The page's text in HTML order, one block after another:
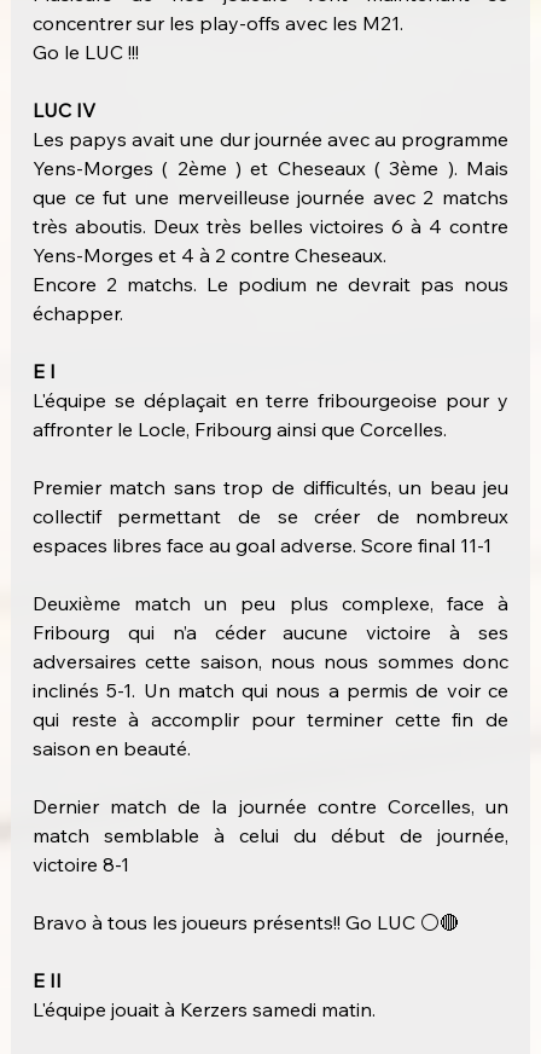
concentrer sur les play-offs avec les M21.
Go le LUC !!!
LUC IV
Les papys avait une dur journée avec au programme
Yens-Morges ( 2ème ) et Cheseaux ( 3ème ). Mais
que ce fut une merveilleuse journée avec 2 matchs
très aboutis. Deux très belles victoires 6 à 4 contre
Yens-Morges et 4 à 2 contre Cheseaux.
Encore 2 matchs. Le podium ne devrait pas nous
échapper.
E I
L'équipe se déplaçait en terre fribourgeoise pour y
affronter le Locle, Fribourg ainsi que Corcelles.
Premier match sans trop de difficultés, un beau jeu
collectif permettant de se créer de nombreux
espaces libres face au goal adverse. Score final 11-1
Deuxième match un peu plus complexe, face à
Fribourg qui n’a céder aucune victoire à ses
adversaires cette saison, nous nous sommes donc
inclinés 5-1. Un match qui nous a permis de voir ce
qui reste à accomplir pour terminer cette fin de
saison en beauté.
Dernier match de la journée contre Corcelles, un
match semblable à celui du début de journée,
victoire 8-1
Bravo à tous les joueurs présents!! Go LUC ⚪️🔴
E II
L'équipe jouait à Kerzers samedi matin.